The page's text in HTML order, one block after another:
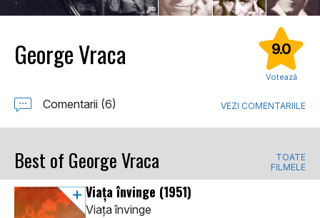
George Vraca 9.0
Votează
Comentarii (6) VEZI COMENTARIILE
Best of George Vraca
TOATE
FILMELE
Viața învinge (1951)
Viața învinge